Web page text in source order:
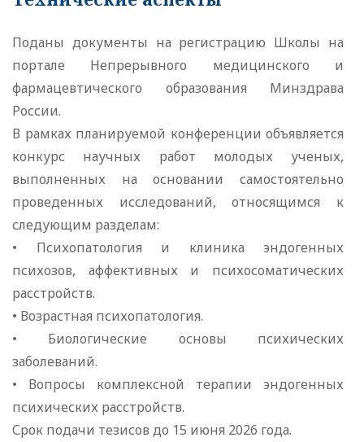
Поданы документы на регистрацию Школы на
портале Непрерывного медицинского и
фармацевтического образования Минздрава
России.
В рамках планируемой конференции объявляется
конкурс научных работ молодых ученых,
выполненных на основании самостоятельно
проведенных исследований, относящимся к
следующим разделам:
• Психопатология и клиника эндогенных
психозов, аффективных и психосоматических
расстройств.
• Возрастная психопатология.
• Биологические основы психических
заболеваний.
• Вопросы комплексной терапии эндогенных
психических расстройств.
Срок подачи тезисов до 15 июня 2026 года.